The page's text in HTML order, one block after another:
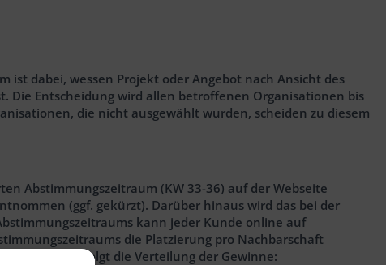
ist dabei, wessen Projekt oder Angebot nach Ansicht des
Die Entscheidung wird allen betroffenen Organisationen bis
die nicht ausgewählt wurden, scheiden zu diesem
Abstimmungszeitraum (KW 33-36) auf der Webseite
(ggf. gekürzt). Darüber hinaus wird das bei der
kann jeder Kunde online auf
die Platzierung pro Nachbarschaft
erfolgt die Verteilung der Gewinne: